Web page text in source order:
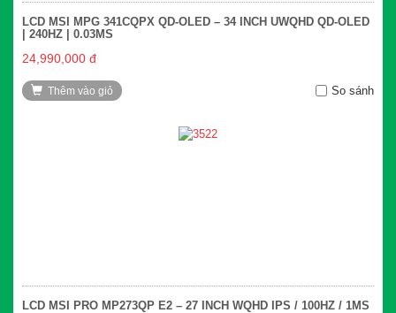
LCD MSI MPG 341CQPX QD-OLED – 34 INCH UWQHD QD-OLED
| 240HZ | 0.03MS
24,990,000 đ
Thêm vào giỏ So sánh
LCD MSI PRO MP273QP E2 – 27 INCH WQHD IPS / 100HZ / 1MS